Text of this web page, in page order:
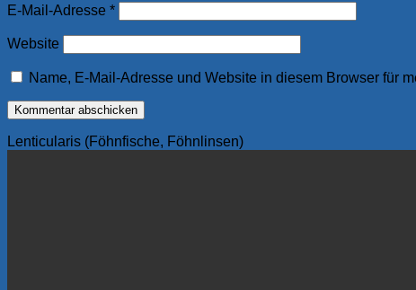
E-Mail-Adresse *
Website
Name, E-Mail-Adresse und Website in diesem Browser für
Lenticularis (Föhnfische, Föhnlinsen)